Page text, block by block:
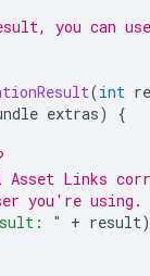
you can
(int
extras)
{
Links
you're using.
" + result